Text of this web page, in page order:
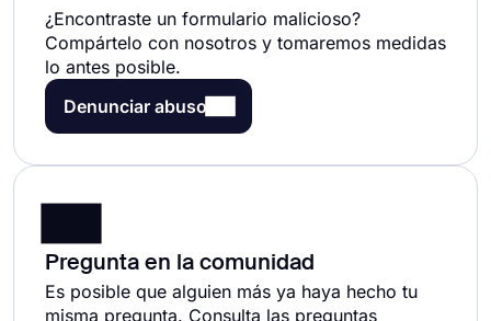
¿Encontraste un formulario malicioso?
Compártelo con nosotros y tomaremos medidas
lo antes posible.
Denunciar abuso
Pregunta en la comunidad
Es posible que alguien más ya haya hecho tu
misma pregunta. Consulta las preguntas